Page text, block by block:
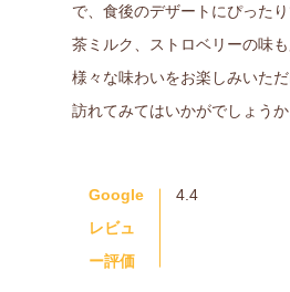
で、食後のデザートにぴった
茶ミルク、ストロベリーの味も
様々な味わいをお楽しみいた
訪れてみてはいかがでしょうか
Google
レビュ
ー評価
4.4